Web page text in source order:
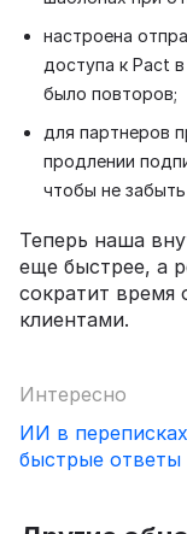
настроена
доступа к Pact
было повторов;
для партнеров
продлении
чтобы не
Теперь наша
еще быстрее, а
сократит
клиентами.
Интересно
ИИ в
быстрые ответы